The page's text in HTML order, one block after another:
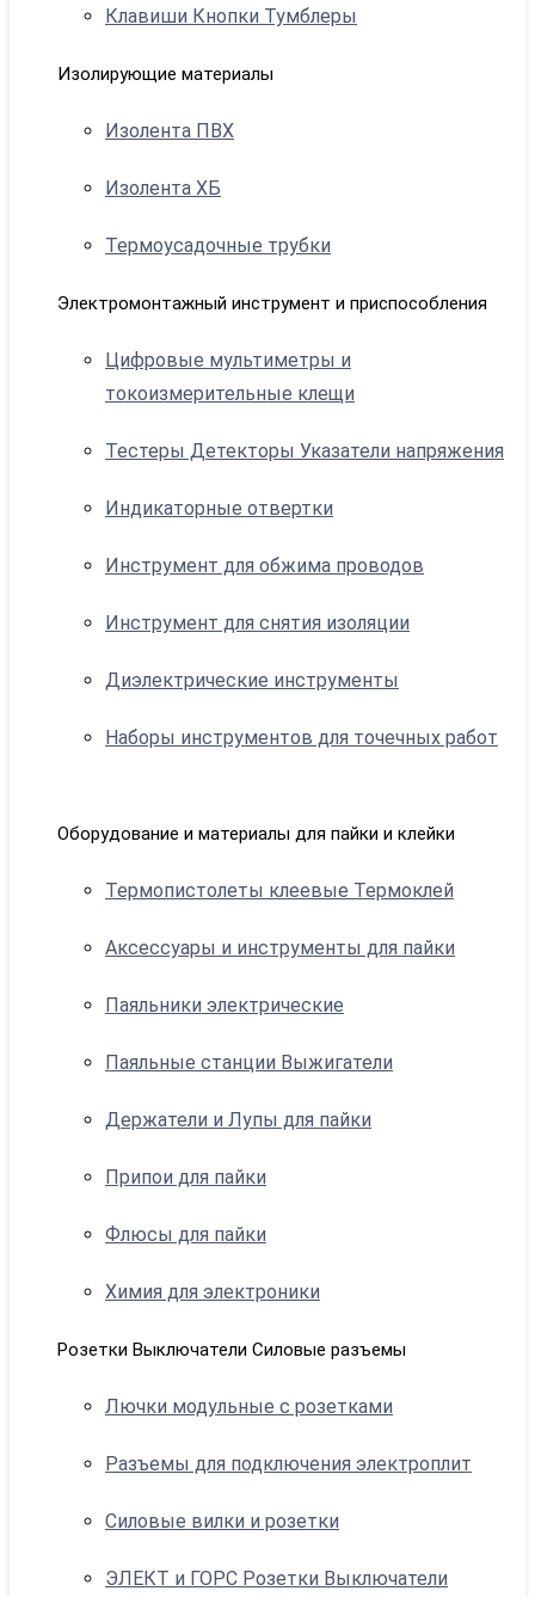
Клавиши Кнопки Тумблеры
Изолирующие материалы
Изолента ПВХ
Изолента ХБ
Термоусадочные трубки
Электромонтажный инструмент и приспособления
Цифровые мультиметры и
токоизмерительные клещи
Тестеры Детекторы Указатели напряжения
Индикаторные отвертки
Инструмент для обжима проводов
Инструмент для снятия изоляции
Диэлектрические инструменты
Наборы инструментов для точечных работ
Оборудование и материалы для пайки и клейки
Термопистолеты клеевые Термоклей
Аксессуары и инструменты для пайки
Паяльники электрические
Паяльные станции Выжигатели
Держатели и Лупы для пайки
Припои для пайки
Флюсы для пайки
Химия для электроники
Розетки Выключатели Силовые разъемы
Лючки модульные с розетками
Разъемы для подключения электроплит
Силовые вилки и розетки
ЭЛЕКТ и ГОРС Розетки Выключатели